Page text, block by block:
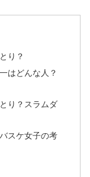
り？
はどんな人？
り？スラムダ
スケ女子の考